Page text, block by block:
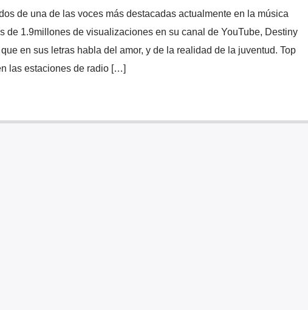
de una de las voces más destacadas actualmente en la música
de 1.9millones de visualizaciones en su canal de YouTube, Destiny
en sus letras habla del amor, y de la realidad de la juventud. Top
las estaciones de radio […]